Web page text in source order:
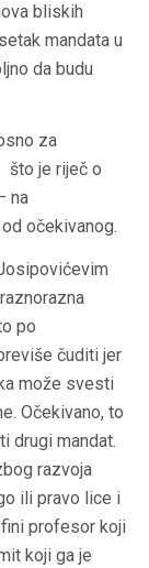
bliskih
mandata u
da budu
za
što je riječ o
na
očekivanog.
po
čuditi jer
može svesti
Očekivano, to
drugi mandat.
razvoja
ili pravo lice i
profesor koji
koji ga je